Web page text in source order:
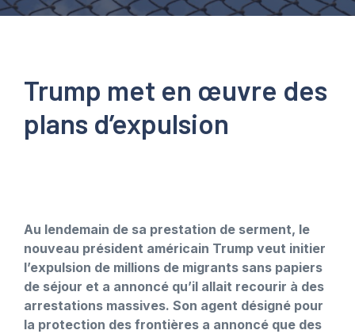
Trump met en œuvre des
plans d’expulsion
Au lendemain de sa prestation de serment, le
nouveau président américain Trump veut initier
l’expulsion de millions de migrants sans papiers
de séjour et a annoncé qu’il allait recourir à des
arrestations massives. Son agent désigné pour
la protection des frontières a annoncé que des